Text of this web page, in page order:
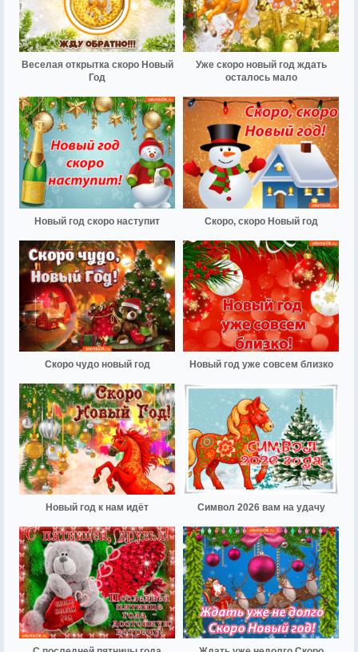
Веселая открытка скоро Новый
Год
Уже скоро новый год ждать
осталось мало
Новый год скоро наступит Скоро, скоро Новый год
Скоро чудо новый год Новый год уже совсем близко
Новый год к нам идёт Символ 2026 вам на удачу